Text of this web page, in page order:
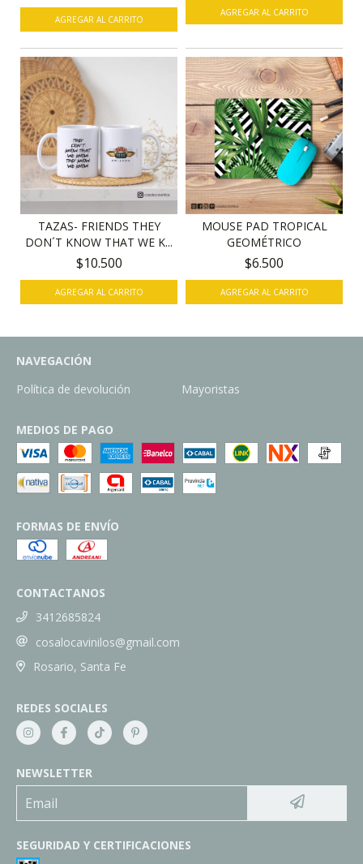
TAZAS- FRIENDS THEY
DON´T KNOW THAT WE K...
$10.500
MOUSE PAD TROPICAL
GEOMÉTRICO
$6.500
NAVEGACIÓN
Política de devolución
Mayoristas
MEDIOS DE PAGO
FORMAS DE ENVÍO
CONTACTANOS
3412685824
cosalocavinilos@gmail.com
Rosario, Santa Fe
REDES SOCIALES
NEWSLETTER
SEGURIDAD Y CERTIFICACIONES